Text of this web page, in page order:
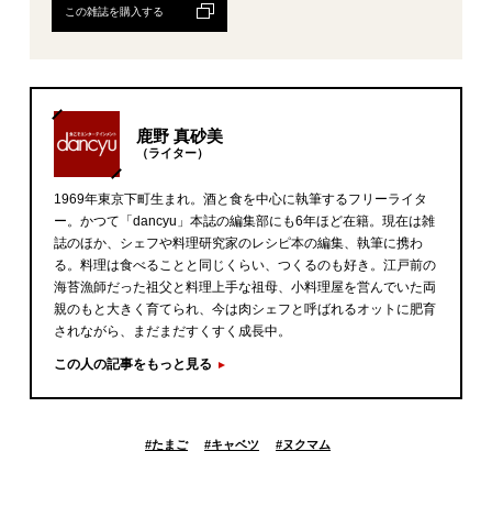
この雑誌を購入する
鹿野 真砂美
（ライター）
1969年東京下町生まれ。酒と食を中心に執筆するフリーライタ
ー。かつて「dancyu」本誌の編集部にも6年ほど在籍。現在は雑
誌のほか、シェフや料理研究家のレシピ本の編集、執筆に携わ
る。料理は食べることと同じくらい、つくるのも好き。江戸前の
海苔漁師だった祖父と料理上手な祖母、小料理屋を営んでいた両
親のもと大きく育てられ、今は肉シェフと呼ばれるオットに肥育
されながら、まだまだすくすく成長中。
この人の記事をもっと見る
#たまご #キャベツ #ヌクマム